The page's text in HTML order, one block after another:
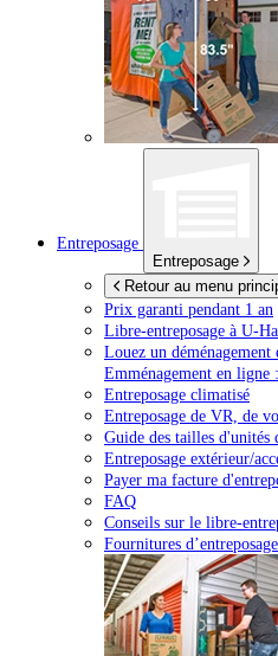
Entreposage
Entreposage
Retour au menu
Prix garanti pendant 1 an
Libre-entreposage à U-
Louez un
Emménagement en ligne
Entreposage climatisé
Entreposage de VR, de
Guide des tailles d'unités
Entreposage extérieur/
Payer ma facture
FAQ
Conseils sur le libre-
Fournitures d’entreposage